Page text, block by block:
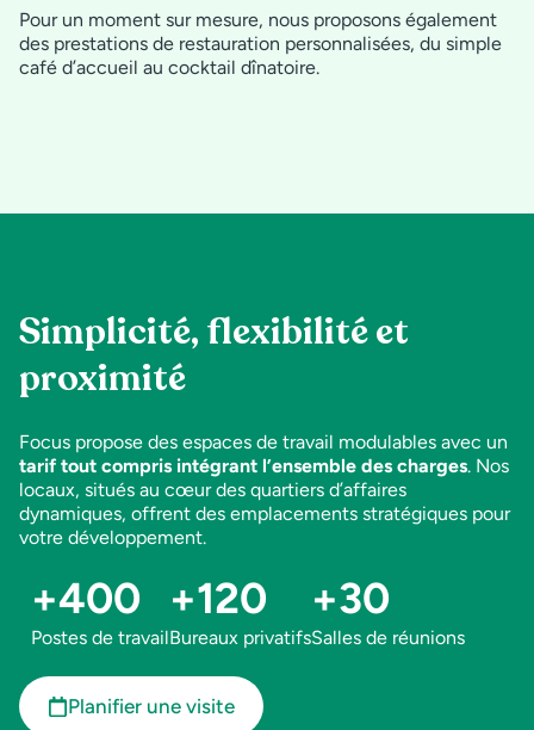
Pour un moment sur mesure, nous proposons également
des prestations de restauration personnalisées, du simple
café d’accueil au cocktail dînatoire.
Simplicité, flexibilité et
proximité
Focus propose des espaces de travail modulables avec un
tarif tout compris intégrant l’ensemble des charges. Nos
locaux, situés au cœur des quartiers d’affaires
dynamiques, offrent des emplacements stratégiques pour
votre développement.
Postes de travail
+400
Bureaux privatifs
+120
Salles de réunions
+30
Planifier une visite